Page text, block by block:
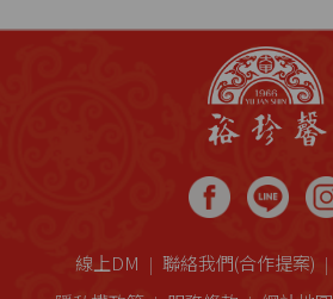
線上DM 聯絡我們(合作提案)